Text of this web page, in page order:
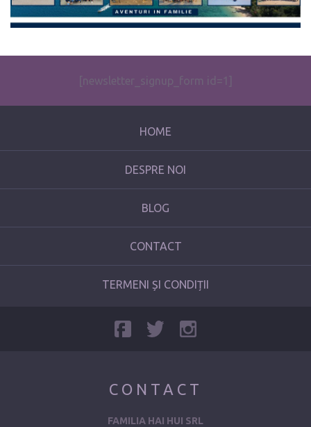
[newsletter_signup_form id=1]
HOME
DESPRE NOI
BLOG
CONTACT
TERMENI ȘI CONDIȚII
CONTACT
FAMILIA HAI HUI SRL